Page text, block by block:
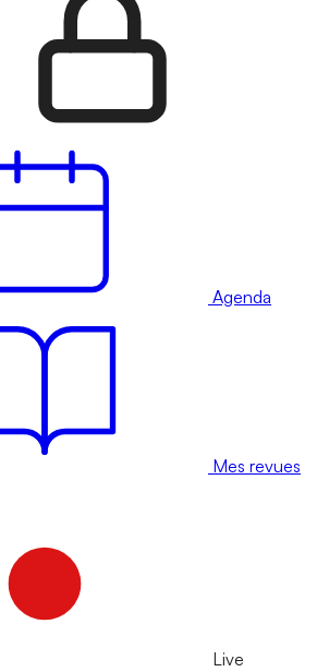
Agenda
Mes revues
Live